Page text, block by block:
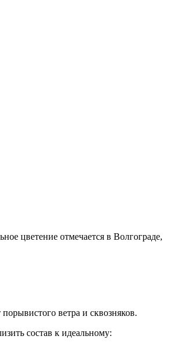
цветение отмечается в Волгограде,
ветра и сквозняков.
состав к идеальному: